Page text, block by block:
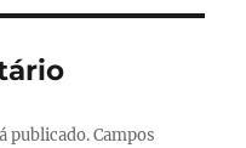
publicado. Campos